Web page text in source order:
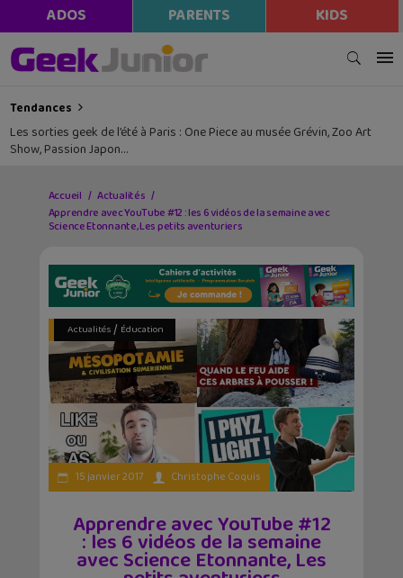
ADOS PARENTS KIDS
Tendances
Les sorties geek de l’été à Paris : One Piece au musée Grévin, Zoo Art
Show, Passion Japon…
Accueil
Actualités
Apprendre avec YouTube #12 : les 6 vidéos de la semaine avec
Science Etonnante, Les petits aventuriers
Actualités/ Éducation
15 janvier 2017 Christophe Coquis
Apprendre avec YouTube #12
: les 6 vidéos de la semaine
avec Science Etonnante, Les